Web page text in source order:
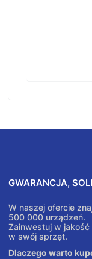
GWARANCJA,
W naszej ofercie
500 000 urządzeń.
Zainwestuj w jakość
w swój sprzęt.
Dlaczego warto